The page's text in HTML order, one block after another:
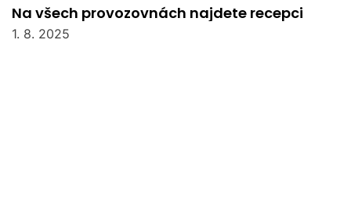
Na všech provozovnách najdete recepci
1. 8. 2025